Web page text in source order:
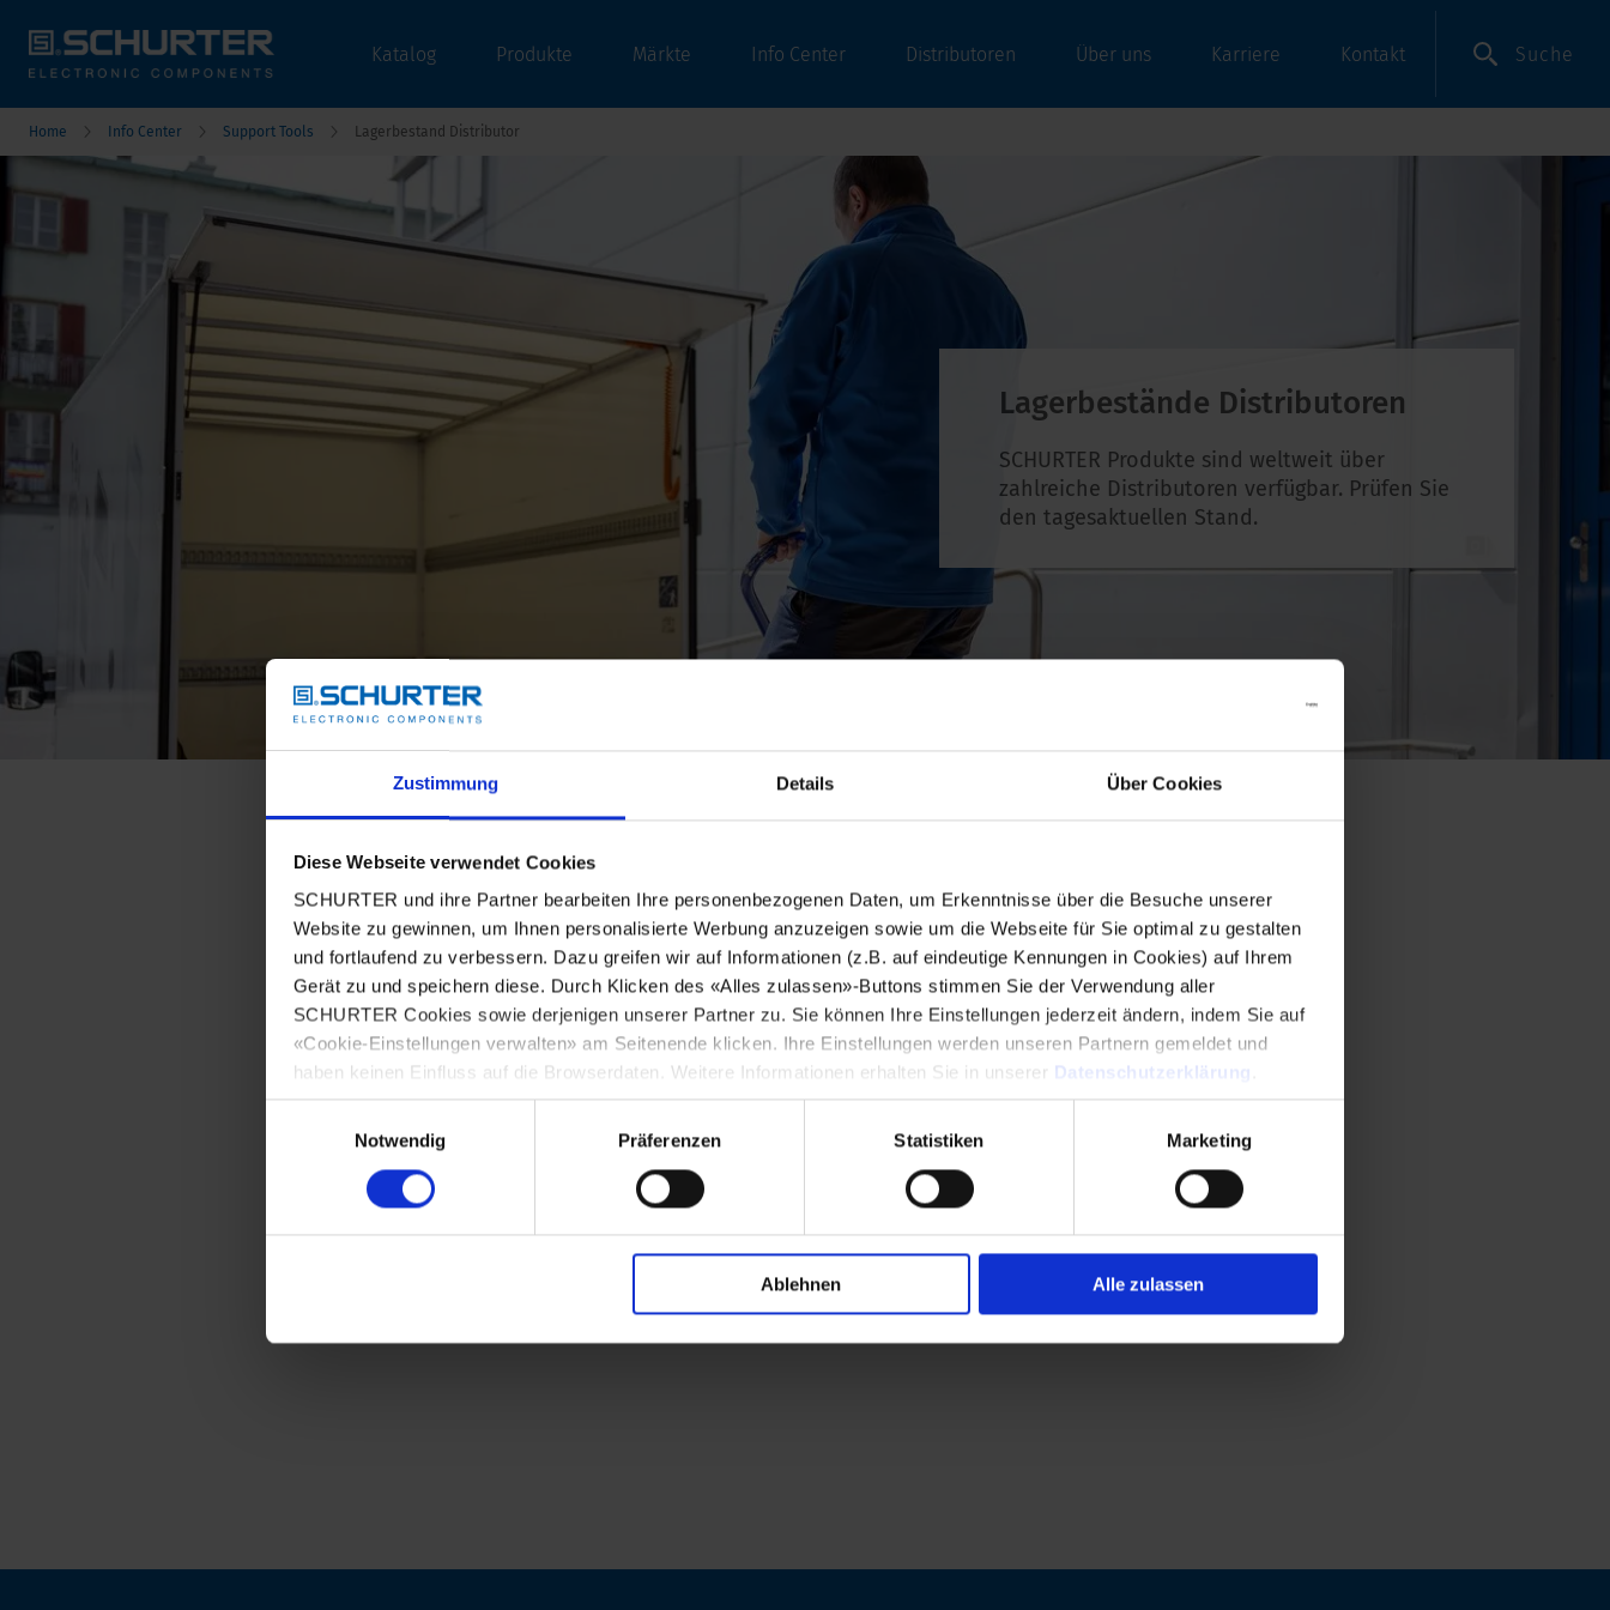
Zustimmung Details Über Cookies
Diese Webseite verwendet Cookies
SCHURTER und ihre Partner bearbeiten Ihre personenbezogenen Daten, um Erkenntnisse über die Besuche unserer
Website zu gewinnen, um Ihnen personalisierte Werbung anzuzeigen sowie um die Webseite für Sie optimal zu gestalten
und fortlaufend zu verbessern. Dazu greifen wir auf Informationen (z.B. auf eindeutige Kennungen in Cookies) auf Ihrem
Gerät zu und speichern diese. Durch Klicken des «Alles zulassen»-Buttons stimmen Sie der Verwendung aller
SCHURTER Cookies sowie derjenigen unserer Partner zu. Sie können Ihre Einstellungen jederzeit ändern, indem Sie auf
«Cookie-Einstellungen verwalten» am Seitenende klicken. Ihre Einstellungen werden unseren Partnern gemeldet und
haben keinen Einfluss auf die Browserdaten. Weitere Informationen erhalten Sie in unserer
Datenschutzerklärung
Notwendig
Präferenzen Statistiken Marketing
Ablehnen Alle zulassen
Katalog Produkte Märkte Info Center Distributoren Über uns Karriere Kontakt Suche
Home Info Center Support Tools Lagerbestand Distributor
Lagerbestände Distributoren
SCHURTER Produkte sind weltweit über
zahlreiche Distributoren verfügbar. Prüfen Sie
den tagesaktuellen Stand.